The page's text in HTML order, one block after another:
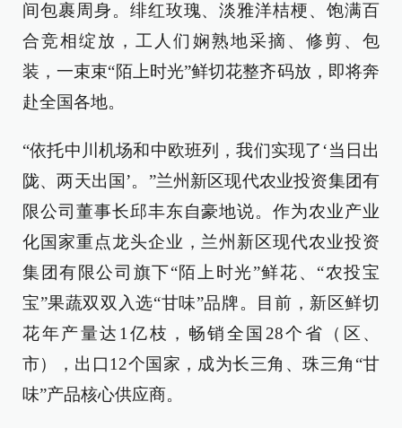
间包裹周身。绯红玫瑰、淡雅洋桔梗、饱满百
合竞相绽放，工人们娴熟地采摘、修剪、包
装，一束束“陌上时光”鲜切花整齐码放，即将奔
赴全国各地。
“依托中川机场和中欧班列，我们实现了‘当日出
陇、两天出国’。”兰州新区现代农业投资集团有
限公司董事长邱丰东自豪地说。作为农业产业
化国家重点龙头企业，兰州新区现代农业投资
集团有限公司旗下“陌上时光”鲜花、“农投宝
宝”果蔬双双入选“甘味”品牌。目前，新区鲜切
花年产量达1亿枝，畅销全国28个省（区、
市），出口12个国家，成为长三角、珠三角“甘
味”产品核心供应商。